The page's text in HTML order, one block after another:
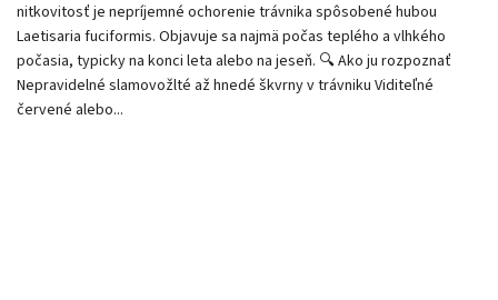
nitkovitosť je nepríjemné ochorenie trávnika spôsobené hubou
Laetisaria fuciformis. Objavuje sa najmä počas teplého a vlhkého
počasia, typicky na konci leta alebo na jeseň. 🔍 Ako ju rozpoznať
Nepravidelné slamovožlté až hnedé škvrny v trávniku Viditeľné
červené alebo...